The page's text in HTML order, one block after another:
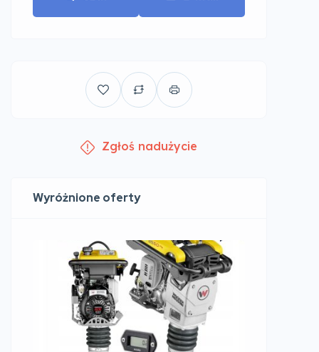
Zgłoś nadużycie
Wyróżnione oferty